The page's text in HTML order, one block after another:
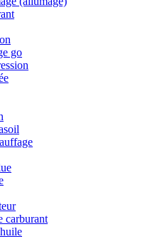
go
carburant